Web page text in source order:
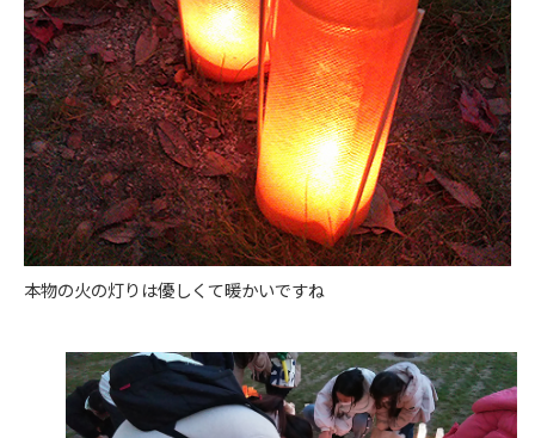
本物の火の灯りは優しくて暖かいですね